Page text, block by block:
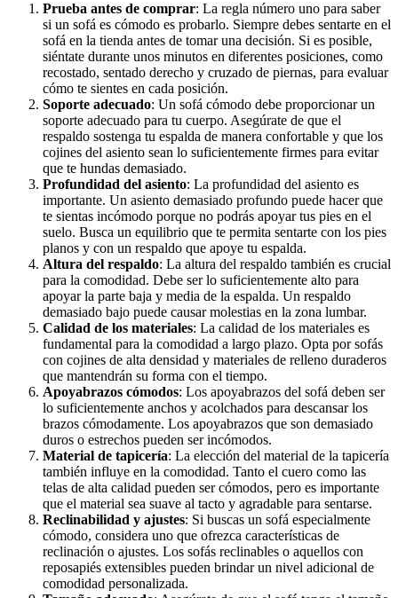
Prueba antes de comprar: La regla número uno para saber
si un sofá es cómodo es probarlo. Siempre debes sentarte en el
sofá en la tienda antes de tomar una decisión. Si es posible,
siéntate durante unos minutos en diferentes posiciones, como
recostado, sentado derecho y cruzado de piernas, para evaluar
cómo te sientes en cada posición.
Soporte adecuado: Un sofá cómodo debe proporcionar un
soporte adecuado para tu cuerpo. Asegúrate de que el
respaldo sostenga tu espalda de manera confortable y que los
cojines del asiento sean lo suficientemente firmes para evitar
que te hundas demasiado.
Profundidad del asiento: La profundidad del asiento es
importante. Un asiento demasiado profundo puede hacer que
te sientas incómodo porque no podrás apoyar tus pies en el
suelo. Busca un equilibrio que te permita sentarte con los pies
planos y con un respaldo que apoye tu espalda.
Altura del respaldo: La altura del respaldo también es crucial
para la comodidad. Debe ser lo suficientemente alto para
apoyar la parte baja y media de la espalda. Un respaldo
demasiado bajo puede causar molestias en la zona lumbar.
Calidad de los materiales: La calidad de los materiales es
fundamental para la comodidad a largo plazo. Opta por sofás
con cojines de alta densidad y materiales de relleno duraderos
que mantendrán su forma con el tiempo.
Apoyabrazos cómodos: Los apoyabrazos del sofá deben ser
lo suficientemente anchos y acolchados para descansar los
brazos cómodamente. Los apoyabrazos que son demasiado
duros o estrechos pueden ser incómodos.
Material de tapicería: La elección del material de la tapicería
también influye en la comodidad. Tanto el cuero como las
telas de alta calidad pueden ser cómodos, pero es importante
que el material sea suave al tacto y agradable para sentarse.
Reclinabilidad y ajustes: Si buscas un sofá especialmente
cómodo, considera uno que ofrezca características de
reclinación o ajustes. Los sofás reclinables o aquellos con
reposapiés extensibles pueden brindar un nivel adicional de
comodidad personalizada.